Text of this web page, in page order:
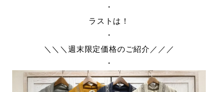
・
ラストは！
・
＼＼＼週末限定価格のご紹介／／／
・